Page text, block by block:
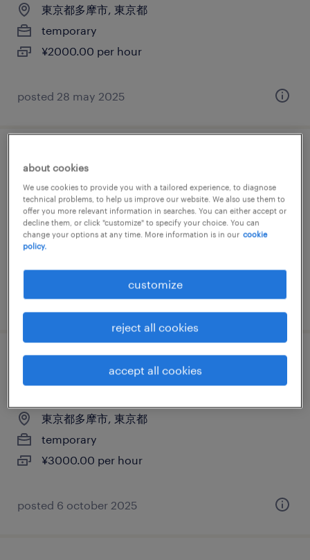
東京都多摩市, 東京都
temporary
¥2000.00 per hour
posted 28 may 2025
it・web系／メーカー系／流通・サービス系
の運用管理・保守
東京都多摩市, 東京都
temporary
¥2000.00 per hour
posted 18 august 2025
it・web系／メーカー系／流通・サービス系
のヘルプデスク・ユーザーサポート
東京都多摩市, 東京都
temporary
¥3000.00 per hour
posted 6 october 2025
about cookies
We use cookies to provide you with a tailored experience, to diagnose
technical problems, to help us improve our website. We also use them to
offer you more relevant information in searches. You can either accept or
decline them, or click "customize" to specify your choice. You can
change your options at any time. More information is in our cookie
policy.
customize
reject all cookies
accept all cookies